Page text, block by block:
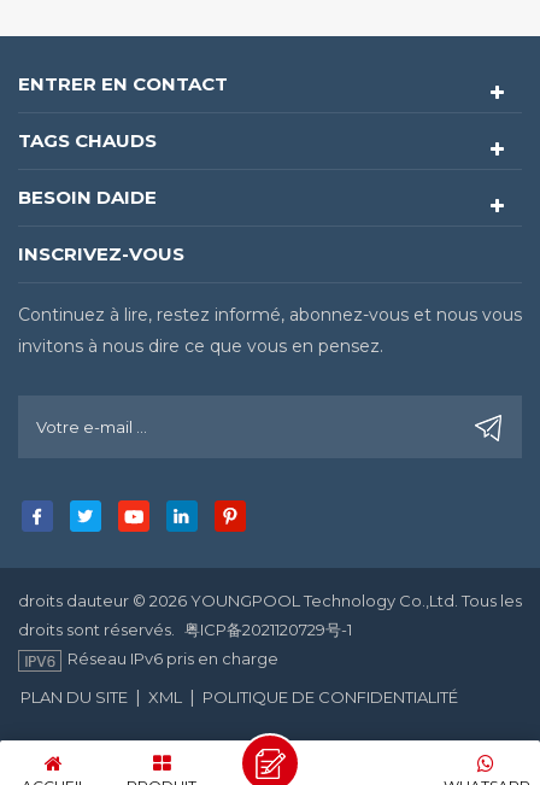
ENTRER EN CONTACT
TAGS CHAUDS
BESOIN DAIDE
INSCRIVEZ-VOUS
Continuez à lire, restez informé, abonnez-vous et nous vous
invitons à nous dire ce que vous en pensez.
droits dauteur © 2026 YOUNGPOOL Technology Co.,Ltd. Tous les
droits sont réservés.
粤ICP备2021120729号-1
Réseau IPv6 pris en charge
PLAN DU SITE | XML | POLITIQUE DE CONFIDENTIALITÉ